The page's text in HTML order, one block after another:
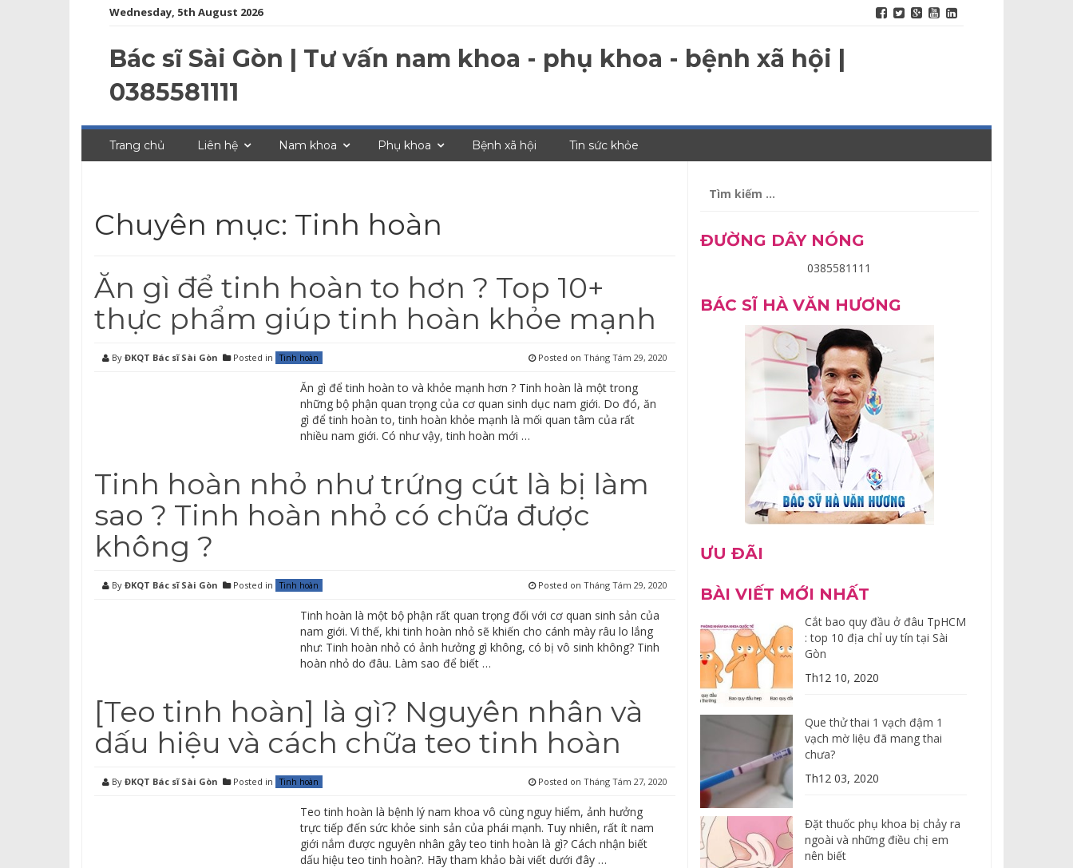
Wednesday, 5th August 2026
Bác sĩ Sài Gòn | Tư vấn nam khoa - phụ khoa - bệnh xã hội |
0385581111
Trang chủ Liên hệ Nam khoa Phụ khoa Bệnh xã hội Tin sức khỏe
Chuyên mục: Tinh hoàn
Ăn gì để tinh hoàn to hơn ? Top 10+
thực phẩm giúp tinh hoàn khỏe mạnh
By ĐKQT Bác sĩ Sài Gòn Posted in Tinh hoàn Posted on Tháng Tám 29, 2020
Ăn gì để tinh hoàn to và khỏe mạnh hơn ? Tinh hoàn là một trong
những bộ phận quan trọng của cơ quan sinh dục nam giới. Do đó, ăn
gì để tinh hoàn to, tinh hoàn khỏe mạnh là mối quan tâm của rất
nhiều nam giới. Có như vậy, tinh hoàn mới …
Tinh hoàn nhỏ như trứng cút là bị làm
sao ? Tinh hoàn nhỏ có chữa được
không ?
By ĐKQT Bác sĩ Sài Gòn Posted in Tinh hoàn Posted on Tháng Tám 29, 2020
Tinh hoàn là một bộ phận rất quan trọng đối với cơ quan sinh sản của
nam giới. Vì thế, khi tinh hoàn nhỏ sẽ khiến cho cánh mày râu lo lắng
như: Tinh hoàn nhỏ có ảnh hưởng gì không, có bị vô sinh không? Tinh
hoàn nhỏ do đâu. Làm sao để biết …
[Teo tinh hoàn] là gì? Nguyên nhân và
dấu hiệu và cách chữa teo tinh hoàn
By ĐKQT Bác sĩ Sài Gòn Posted in Tinh hoàn Posted on Tháng Tám 27, 2020
Teo tinh hoàn là bệnh lý nam khoa vô cùng nguy hiểm, ảnh hưởng
trực tiếp đến sức khỏe sinh sản của phái mạnh. Tuy nhiên, rất ít nam
giới nắm được nguyên nhân gây teo tinh hoàn là gì? Cách nhận biết
dấu hiệu teo tinh hoàn?. Hãy tham khảo bài viết dưới đây …
kiếm
ĐƯỜNG DÂY NÓNG
0385581111
BÁC SĨ HÀ VĂN HƯƠNG
ƯU ĐÃI
BÀI VIẾT MỚI NHẤT
Cắt bao quy đầu ở đâu TpHCM
: top 10 địa chỉ uy tín tại Sài
Gòn
Th12 10, 2020
Que thử thai 1 vạch đậm 1
vạch mờ liệu đã mang thai
chưa?
Th12 03, 2020
Đặt thuốc phụ khoa bị chảy ra
ngoài và những điều chị em
nên biết